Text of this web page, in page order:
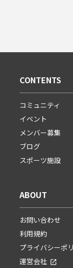
CONTENTS
コミュニティ
イベント
メンバー募集
ブログ
スポーツ施設
ABOUT
お問い合わせ
利用規約
プライバシーポ
運営会社